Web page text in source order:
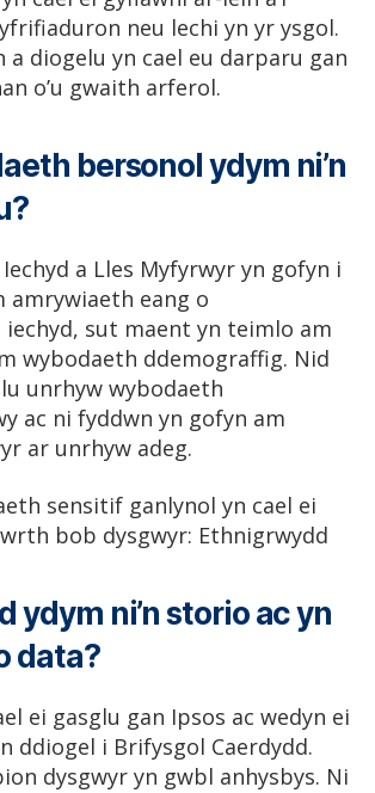
neu lechi yn yr ysgol.
a diogelu yn cael eu darparu gan
o’u gwaith arferol.
bersonol ydym ni’n
Iechyd a Lles Myfyrwyr yn gofyn i
amrywiaeth eang o
iechyd, sut maent yn teimlo am
wybodaeth ddemograffig. Nid
unrhyw wybodaeth
ac ni fyddwn yn gofyn am
ar unrhyw adeg.
sensitif ganlynol yn cael ei
bob dysgwyr: Ethnigrwydd
ydym ni’n storio ac yn
data?
ei gasglu gan Ipsos ac wedyn ei
ddiogel i Brifysgol Caerdydd.
dysgwyr yn gwbl anhysbys. Ni